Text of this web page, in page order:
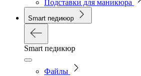
Подставки для маникюра
Smart педикюр
Smart педикюр
Файлы